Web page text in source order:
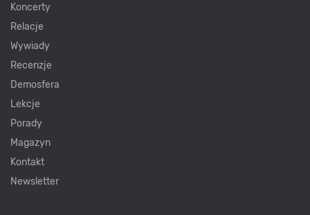
Koncerty
Relacje
Wywiady
Recenzje
Demosfera
Lekcje
Porady
Magazyn
Kontakt
Newsletter